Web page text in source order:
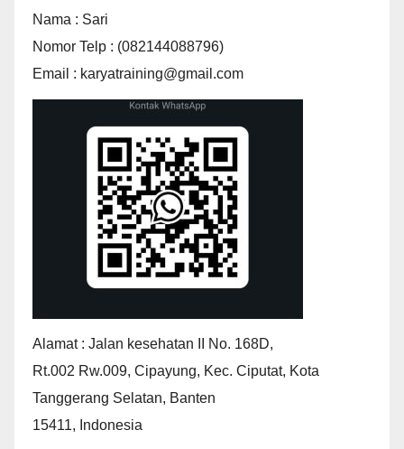
Nama : Sari
Nomor Telp : (082144088796)
Email : karyatraining@gmail.com
Alamat : Jalan kesehatan II No. 168D,
Rt.002 Rw.009, Cipayung, Kec. Ciputat, Kota
Tanggerang Selatan, Banten
15411, Indonesia